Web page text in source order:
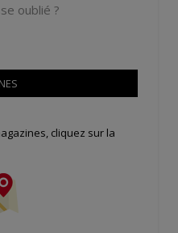
oublié ?
cliquez sur la